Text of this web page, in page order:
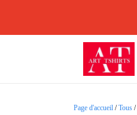
Page d'accueil /Tous /